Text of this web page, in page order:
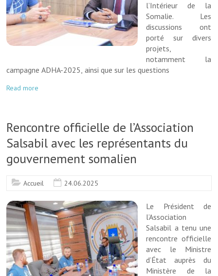
l’Intérieur de la
Somalie. Les
discussions ont
porté sur divers
projets,
notamment la
campagne ADHA-2025, ainsi que sur les questions
Read more
Rencontre officielle de l’Association
Salsabil avec les représentants du
gouvernement somalien
Accueil 24.06.2025
Le Président de
l’Association
Salsabil a tenu une
rencontre officielle
avec le Ministre
d’État auprès du
Ministère de la